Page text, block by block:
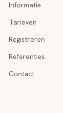
Informatie
Tarieven
Registreren
Referenties
Contact